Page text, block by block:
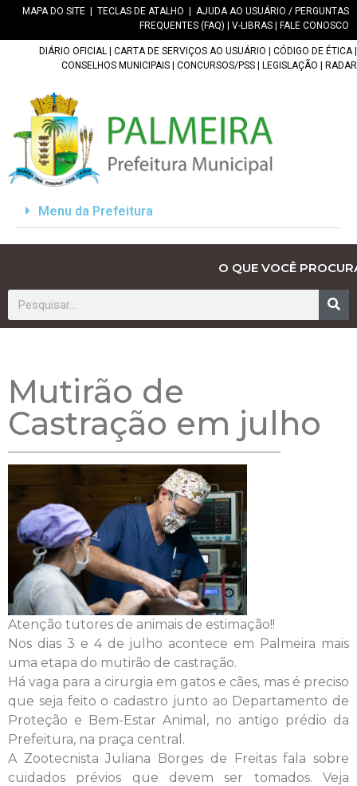
MAPA DO SITE TECLAS DE ATALHO
AJUDA AO USUÁRIO / PERGUNTAS
FREQUENTES (FAQ)
V-LIBRAS FALE CONOSCO
DIÁRIO OFICIAL CARTA DE SERVIÇOS AO USUÁRIO CÓDIGO DE ÉTICA|
CONSELHOS MUNICIPAIS
CONCURSOS/PSS LEGISLAÇÃO RADAR
Menu da Prefeitura
O QUE VOCÊ
Mutirão de
Castração em julho
Atenção tutores de animais de estimação!!
Nos dias 3 e 4 de julho acontece em Palmeira mais
uma etapa do mutirão de castração.
Há vaga para a cirurgia em gatos e cães, mas é preciso
que seja feito o cadastro junto ao Departamento de
Proteção e Bem-Estar Animal, no antigo prédio da
Prefeitura, na praça central.
A Zootecnista Juliana Borges de Freitas fala sobre
cuidados prévios que devem ser tomados. Veja